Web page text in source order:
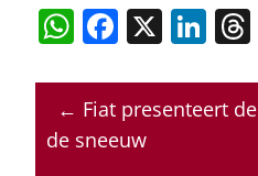
W
at
s
F
c
e
X Li
k
e
← Fiat presenteert
de sneeuw